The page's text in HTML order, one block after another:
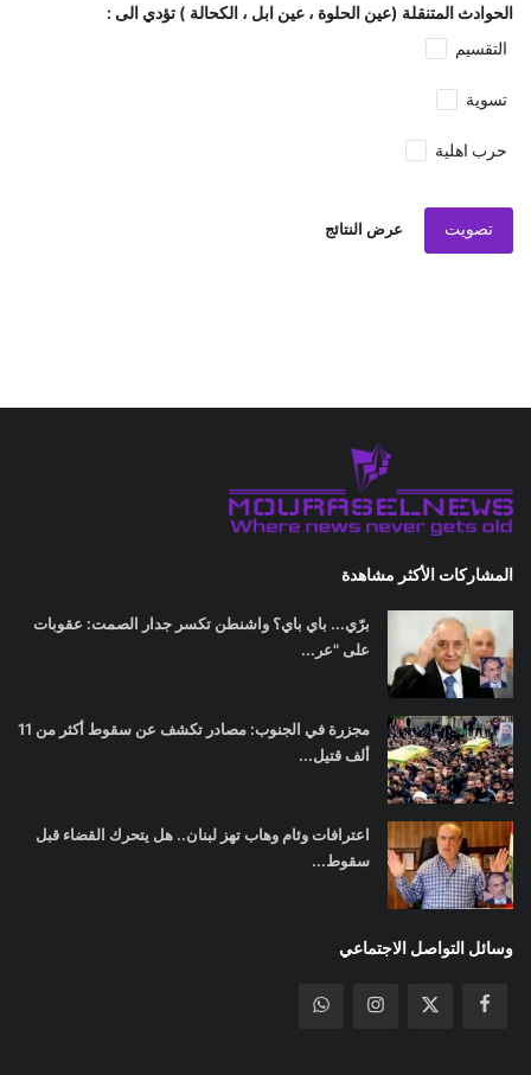
الحوادث المتنقلة (عين الحلوة ، عين ابل ، الكحالة ) تؤدي الى :
التقسيم
تسوية
حرب اهلية
تصويت عرض النتائج
المشاركات الأكثر مشاهدة
برّي... باي باي؟ واشنطن تكسر جدار الصمت: عقوبات
على "عر...
مجزرة في الجنوب: مصادر تكشف عن سقوط أكثر من 11
ألف قتيل...
اعترافات وئام وهاب تهز لبنان.. هل يتحرك القضاء قبل
سقوط...
وسائل التواصل الاجتماعي